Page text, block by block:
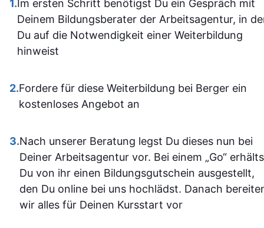
zugänglich, sodass man
sich gut orientieren kann.
Insgesamt ist der
alle, die sich im Bereich
SPS weiterbilden oder
Sehr empfehlenswert! 👍
aufgebaut
man kam
dann gut
allem
einiges
und fühle
im
1.Im ersten Schritt benötigst Du ein Gespräch mit
Deinem Bildungsberater der Arbeitsagentur, in
Du auf die Notwendigkeit einer Weiterbildung
hinweist
2.Fordere für diese Weiterbildung bei Berger ein
kostenloses Angebot an
3.Nach unserer Beratung legst Du dieses nun bei
Deiner Arbeitsagentur vor. Bei einem „Go“
Du von ihr einen Bildungsgutschein ausgestellt,
den Du online bei uns hochlädst. Danach
wir alles für Deinen Kursstart vor